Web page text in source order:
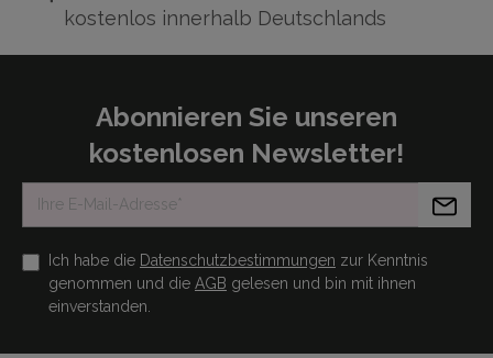
kostenlos innerhalb Deutschlands
Abonnieren Sie unseren
kostenlosen Newsletter!
Ich habe die Datenschutzbestimmungen zur Kenntnis
genommen und die AGB gelesen und bin mit ihnen
einverstanden.